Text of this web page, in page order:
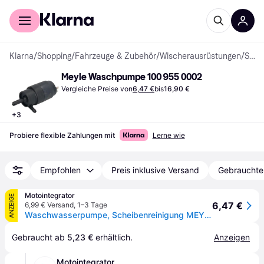
Für Shopper
Klarna/Shopping/Fahrzeuge & Zubehör/Wischerausrüstungen/ Scheibenwaschpumpen
+3
Meyle Waschpumpe 100 955 0002
Vergleiche Preise von6,47 €bis16,90 €
Probiere flexible Zahlungen mit Lerne wie
Empfohlen Preis inklusive Versand
ANZEIGE
Motointegrator
6,99 € Versand, 1–3 Tage
Waschwasserpumpe, Scheibenreinigung MEYLE 1009550002
6,47 €
Gebraucht ab 5,23 € erhältlich. Anzeigen
Motointegrator